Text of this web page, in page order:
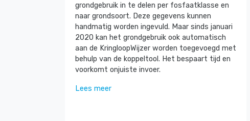
grondgebruik in te delen per fosfaatklasse en
naar grondsoort. Deze gegevens kunnen
handmatig worden ingevuld. Maar sinds januari
2020 kan het grondgebruik ook automatisch
aan de KringloopWijzer worden toegevoegd met
behulp van de koppeltool. Het bespaart tijd en
voorkomt onjuiste invoer.
Lees meer